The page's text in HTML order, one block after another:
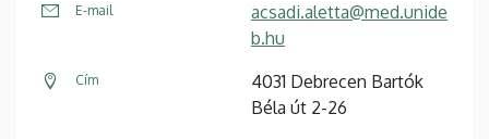
E-mail
acsadi.aletta@med.unide
b.hu
Cím
4031 Debrecen Bartók
Béla út 2-26